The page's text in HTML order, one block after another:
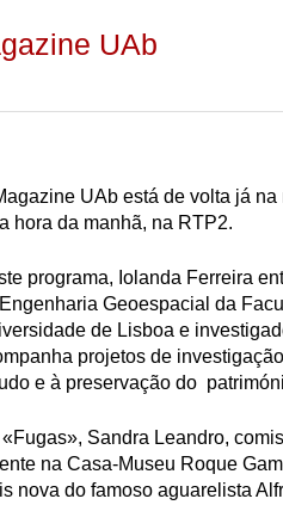
UAb
UAb está de volta já
hora da manhã, na RTP2.
programa, Iolanda Ferreira
Geoespacial da
de Lisboa e
projetos de
e à preservação do
«Fugas», Sandra Leandro,
na Casa-Museu Roque
nova do famoso aguarelista